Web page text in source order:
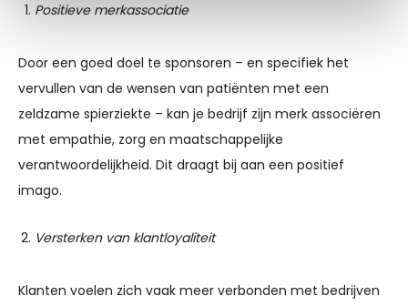
Positieve merkassociatie
Door een goed doel te sponsoren – en specifiek het
vervullen van de wensen van patiënten met een
zeldzame spierziekte – kan je bedrijf zijn merk associëren
met empathie, zorg en maatschappelijke
verantwoordelijkheid. Dit draagt bij aan een positief
imago.
Versterken van klantloyaliteit
Klanten voelen zich vaak meer verbonden met bedrijven